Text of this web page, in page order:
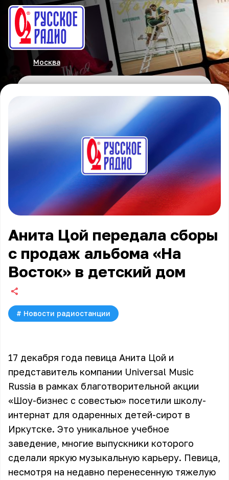
Москва
Анита Цой передала сборы
с продаж альбома «На
Восток» в детский дом
# Новости радиостанции
17 декабря года певица Анита Цой и
представитель компании Universal Music
Russia в рамках благотворительной акции
«Шоу-бизнес с совестью» посетили школу-
интернат для одаренных детей-сирот в
Иркутске. Это уникальное учебное
заведение, многие выпускники которого
сделали яркую музыкальную карьеру. Певица,
несмотря на недавно перенесенную тяжелую